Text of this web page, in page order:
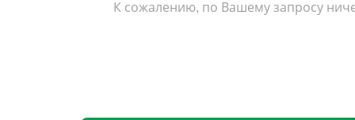
К сожалению, по Вашему запросу